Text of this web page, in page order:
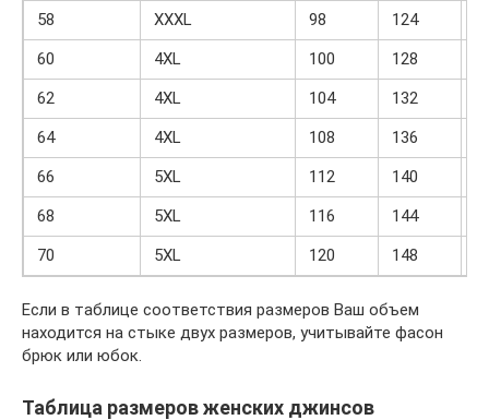
58
XXXL 98 124
60
4XL 100 128
62
4XL 104 132
64
4XL 108 136
66
5XL 112 140
68
5XL 116 144
70
5XL 120 148
Если в таблице соответствия размеров Ваш объем
находится на стыке двух размеров, учитывайте фасон
брюк или юбок.
Таблица размеров женских джинсов